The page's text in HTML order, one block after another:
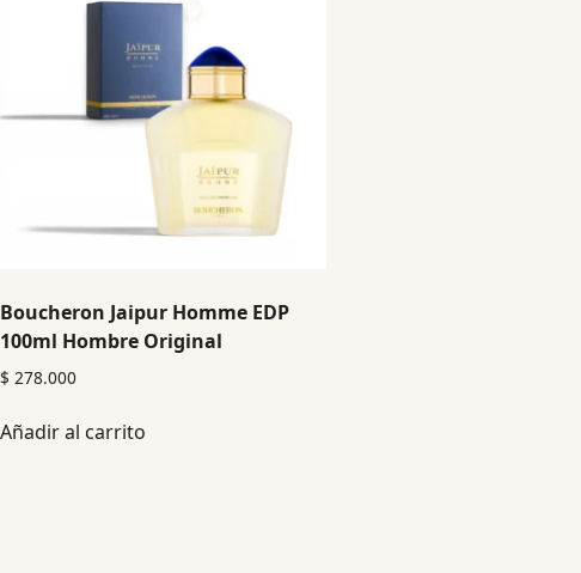
Boucheron Jaipur Homme EDP
100ml Hombre Original
$ 278.000
Añadir al carrito